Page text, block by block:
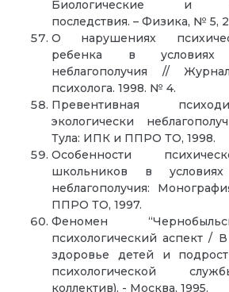
Биологические и
последствия. – Физика, № 5,
О нарушениях
ребенка в условиях
неблагополучия //
психолога. 1998. № 4.
Превентивная
экологически
Тула: ИПК и ППРО ТО, 1998.
Особенности
школьников в условиях
неблагополучия:
ППРО ТО, 1997.
Феномен
психологический аспект /
здоровье детей и
психологической
коллектив). - Москва, 1995.